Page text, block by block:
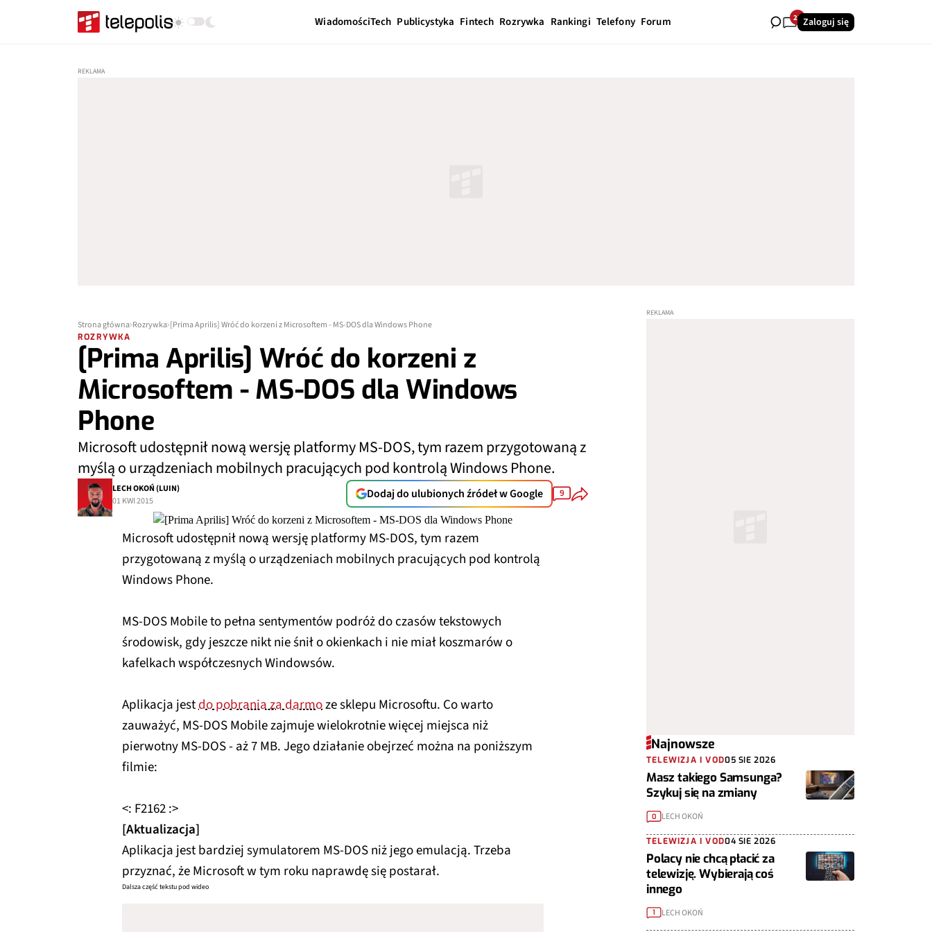
WiadomościTech Publicystyka Fintech Rozrywka Rankingi Telefony Forum 23Zaloguj się
Strona główna Rozrywka [Prima Aprilis] Wróć do korzeni z Microsoftem - MS-DOS dla Windows Phone
ROZRYWKA
[Prima Aprilis] Wróć do korzeni z
Microsoftem - MS-DOS dla Windows
Phone
Microsoft udostępnił nową wersję platformy MS-DOS, tym razem przygotowaną z
myślą o urządzeniach mobilnych pracujących pod kontrolą Windows Phone.
LECH OKOŃ (LUIN)
01 KWI 2015
Dodaj do ulubionych źródeł w Google 9
Microsoft udostępnił nową wersję platformy MS-DOS, tym razem
przygotowaną z myślą o urządzeniach mobilnych pracujących pod kontrolą
Windows Phone.
MS-DOS Mobile to pełna sentymentów podróż do czasów tekstowych
środowisk, gdy jeszcze nikt nie śnił o okienkach i nie miał koszmarów o
kafelkach współczesnych Windowsów.
Aplikacja jestdo pobrania za darmoze sklepu Microsoftu. Co warto
zauważyć, MS-DOS Mobile zajmuje wielokrotnie więcej miejsca niż
pierwotny MS-DOS - aż 7 MB. Jego działanie obejrzeć można na poniższym
filmie:
<: F2162 :>
[Aktualizacja]
Aplikacja jest bardziej symulatorem MS-DOS niż jego emulacją. Trzeba
przyznać, że Microsoft w tym roku naprawdę się postarał.
Dalsza część tekstu pod wideo
Najnowsze
TELEWIZJA I VOD05 SIE 2026
Masz takiego Samsunga?
Szykuj się na zmiany
0 LECH OKOŃ
TELEWIZJA I VOD04 SIE 2026
Polacy nie chcą płacić za
telewizję. Wybierają coś
innego
1 LECH OKOŃ